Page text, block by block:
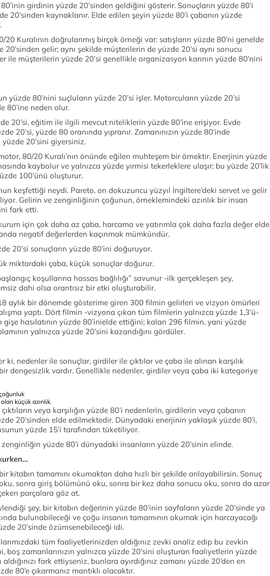
80’inin girdinin yüzde 20’sinden geldiğini gösterir. Sonuçların yüzde 80’i
20’sinden kaynaklanır. Elde edilen şeyin yüzde 80’i çabanın yüzde
20 Kuralının doğrulanmış birçok örneği var: satışların yüzde 80’ni genelde
20’sinden gelir; aynı şekilde müşterilerin de yüzde 20’si aynı sonucu
ile müşterilerin yüzde 20’si genellikle organizasyon karının yüzde 80’nini
yüzde 80’nini suçluların yüzde 20’si işler. Motorcuların yüzde 20’si
80’ine neden olur.
20’si, eğitim ile ilgili mevcut niteliklerin yüzde 80’ine erişiyor. Evde
20’si, yüzde 80 oranında yıpranır. Zamanınızın yüzde 80’inde
20’sini giyersiniz.
80/20 Kuralı’nın önünde eğilen muhteşem bir örnektir. Enerjinin yüzde
kaybolur ve yalnızca yüzde yirmisi tekerleklere ulaşır; bu yüzde 20’lik
100’ünü oluşturur.
keşfettiği neydi. Pareto, on dokuzuncu yüzyıl İngiltere’deki servet ve gelir
Gelirin ve zenginliğinin çoğunun, örneklemindeki azınlık bir insan
fark etti.
için çok daha az çaba, harcama ve yatırımla çok daha fazla değer elde
negatif değerlerden kaçınmak mümkündür.
20’si sonuçların yüzde 80’ini doğuruyor.
miktardaki çaba, küçük sonuçlar doğurur.
koşullarına hassas bağlılığı” savunur -ilk gerçekleşen şey,
dahi olsa orantısız bir etki oluşturabilir.
aylık bir dönemde gösterime giren 300 filmin gelirleri ve vizyon ömürleri
yaptı. Dört filmin -vizyona çıkan tüm filmlerin yalnızca yüzde 1,3’ü-
gişe hasılatının yüzde 80’inielde ettiğini; kalan 296 filmin, yani yüzde
yalnızca yüzde 20’sini kazandığını gördüler.
ki, nedenler ile sonuçlar, girdiler ile çıktılar ve çaba ile alınan karşılık
dengesizlik vardır. Genellikle nedenler, girdiler veya çaba iki kategoriye
küçük azınlık.
çıktıların veya karşılığın yüzde 80’i nedenlerin, girdilerin veya çabanın
20’sinden elde edilmektedir. Dünyadaki enerjinin yaklaşık yüzde 80’i,
yüzde 15’i tarafından tüketiliyor.
yüzde 80’i dünyadaki insanların yüzde 20’sinin elinde.
bir kitabın tamamını okumaktan daha hızlı bir şekilde anlayabilirsin. Sonuç
sonra giriş bölümünü oku, sonra bir kez daha sonucu oku, sonra da azar
parçalara göz at.
şey, bir kitabın değerinin yüzde 80’inin sayfaların yüzde 20’sinde ya
bulunabileceği ve çoğu insanın tamamının okumak için harcayacağı
20’sinde özümsenebileceği idi.
tüm faaliyetlerinizden aldığınız zevki analiz edip bu zevkin
boş zamanlarınızın yalnızca yüzde 20’sini oluşturan faaliyetlerin yüzde
fark ettiyseniz, bunlara ayırdığınız zamanı yüzde 20’den en
80’e çıkarmanız mantıklı olacaktır.